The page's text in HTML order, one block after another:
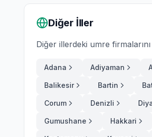
Diğer İller
Diğer illerdeki umre
Adana Adiyaman
Balikesir Bartin
Corum Denizli
Gumushane Hakkari